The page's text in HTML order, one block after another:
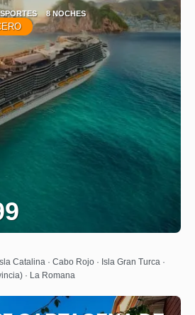
8 NOCHES
Catalina · Cabo Rojo · Isla Gran Turca ·
· La Romana